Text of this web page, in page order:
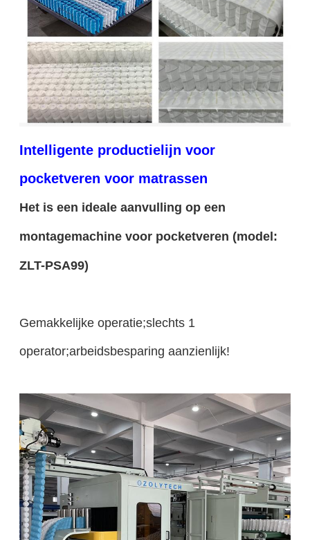
Intelligente productielijn voor
pocketveren voor matrassen
Het is een ideale aanvulling op een
montagemachine voor pocketveren (model:
ZLT-PSA99)
Gemakkelijke operatie;slechts 1
operator;arbeidsbesparing aanzienlijk!